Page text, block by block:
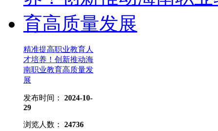
精准提高职业教育人
才培养！创新推动海
南职业教育高质量发
展
发布时间： 2024-10-
29
浏览人数： 24736